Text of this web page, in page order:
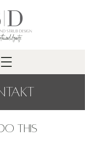
and dignity
THIS